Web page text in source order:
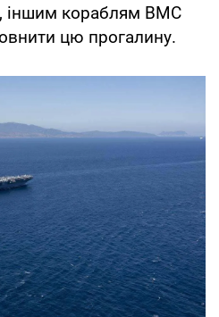
іншим кораблям ВМС
цю прогалину.